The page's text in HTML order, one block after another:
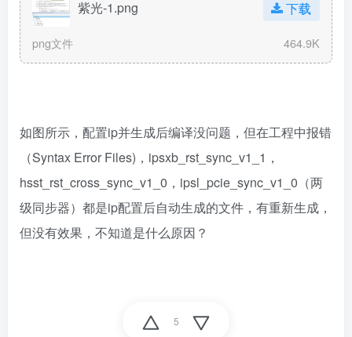
紫光-1.png 下载
png文件 464.9K
如图所示，配置ip并生成后编译没问题，但在工程中报错
（Syntax Error Files)，ipsxb_rst_sync_v1_1，
hsst_rst_cross_sync_v1_0，ipsl_pcie_sync_v1_0（两
级同步器）都是ip配置后自动生成的文件，有重新生成，
但没有效果，不知道是什么原因？
5